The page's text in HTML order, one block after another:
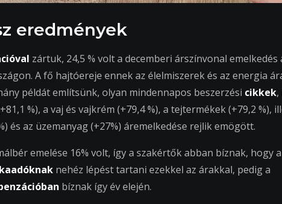
eredmények
zártuk, 24,5 % volt a decemberi árszínvonal emelkedés
A fő hajtóereje ennek az élelmiszerek és az energia
példát említsünk, olyan mindennapos beszerzési cikkek
%), a vaj és vajkrém (+79,4 %), a tejtermékek (+79,2 %),
és az üzemanyag (+27%) áremelkedése rejlik emögött.
emelése 16% volt, így a szakértők abban bíznak, hogy
nehéz lépést tartani ezekkel az árakkal, pedig a
bíznak így év elején.